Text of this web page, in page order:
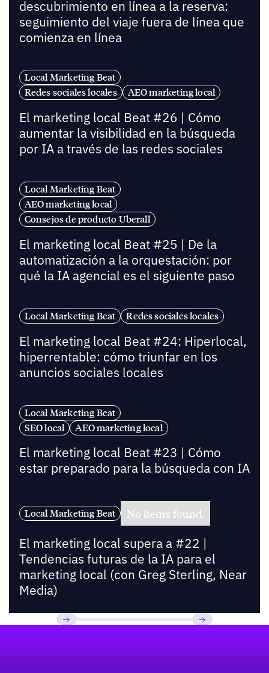
descubrimiento en línea a la reserva:
seguimiento del viaje fuera de línea que
comienza en línea
Local Marketing Beat
Redes sociales locales
AEO marketing local
El marketing local Beat #26 | Cómo
aumentar la visibilidad en la búsqueda
por IA a través de las redes sociales
Local Marketing Beat
AEO marketing local
Consejos de producto Uberall
El marketing local Beat #25 | De la
automatización a la orquestación: por
qué la IA agencial es el siguiente paso
Local Marketing Beat Redes sociales locales
El marketing local Beat #24: Hiperlocal,
hiperrentable: cómo triunfar en los
anuncios sociales locales
Local Marketing Beat
SEO local
AEO marketing local
El marketing local Beat #23 | Cómo
estar preparado para la búsqueda con IA
Local Marketing Beat No items found.
El marketing local supera a #22 |
Tendencias futuras de la IA para el
marketing local (con Greg Sterling, Near
Media)